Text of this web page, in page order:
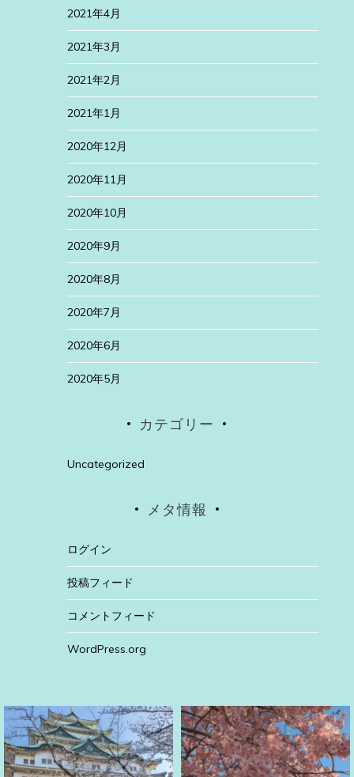
2021年4月
2021年3月
2021年2月
2021年1月
2020年12月
2020年11月
2020年10月
2020年9月
2020年8月
2020年7月
2020年6月
2020年5月
カテゴリー
Uncategorized
メタ情報
ログイン
投稿フィード
コメントフィード
WordPress.org